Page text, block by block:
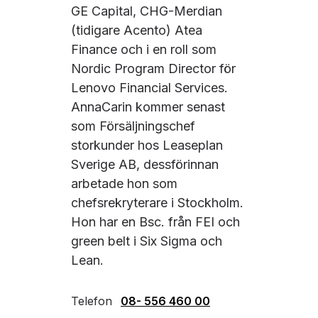
GE Capital, CHG-Merdian
(tidigare Acento) Atea
Finance och i en roll som
Nordic Program Director för
Lenovo Financial Services.
AnnaCarin kommer senast
som Försäljningschef
storkunder hos Leaseplan
Sverige AB, dessförinnan
arbetade hon som
chefsrekryterare i Stockholm.
Hon har en Bsc. från FEI och
green belt i Six Sigma och
Lean.
Telefon
08- 556 460 00